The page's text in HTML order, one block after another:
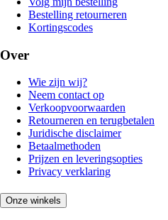
Bestelling retourneren
Kortingscodes
Over
Wie zijn wij?
Neem contact op
Verkoopvoorwaarden
Retourneren en terugbetalen
Juridische disclaimer
Betaalmethoden
Prijzen en leveringsopties
Privacy verklaring
Onze winkels